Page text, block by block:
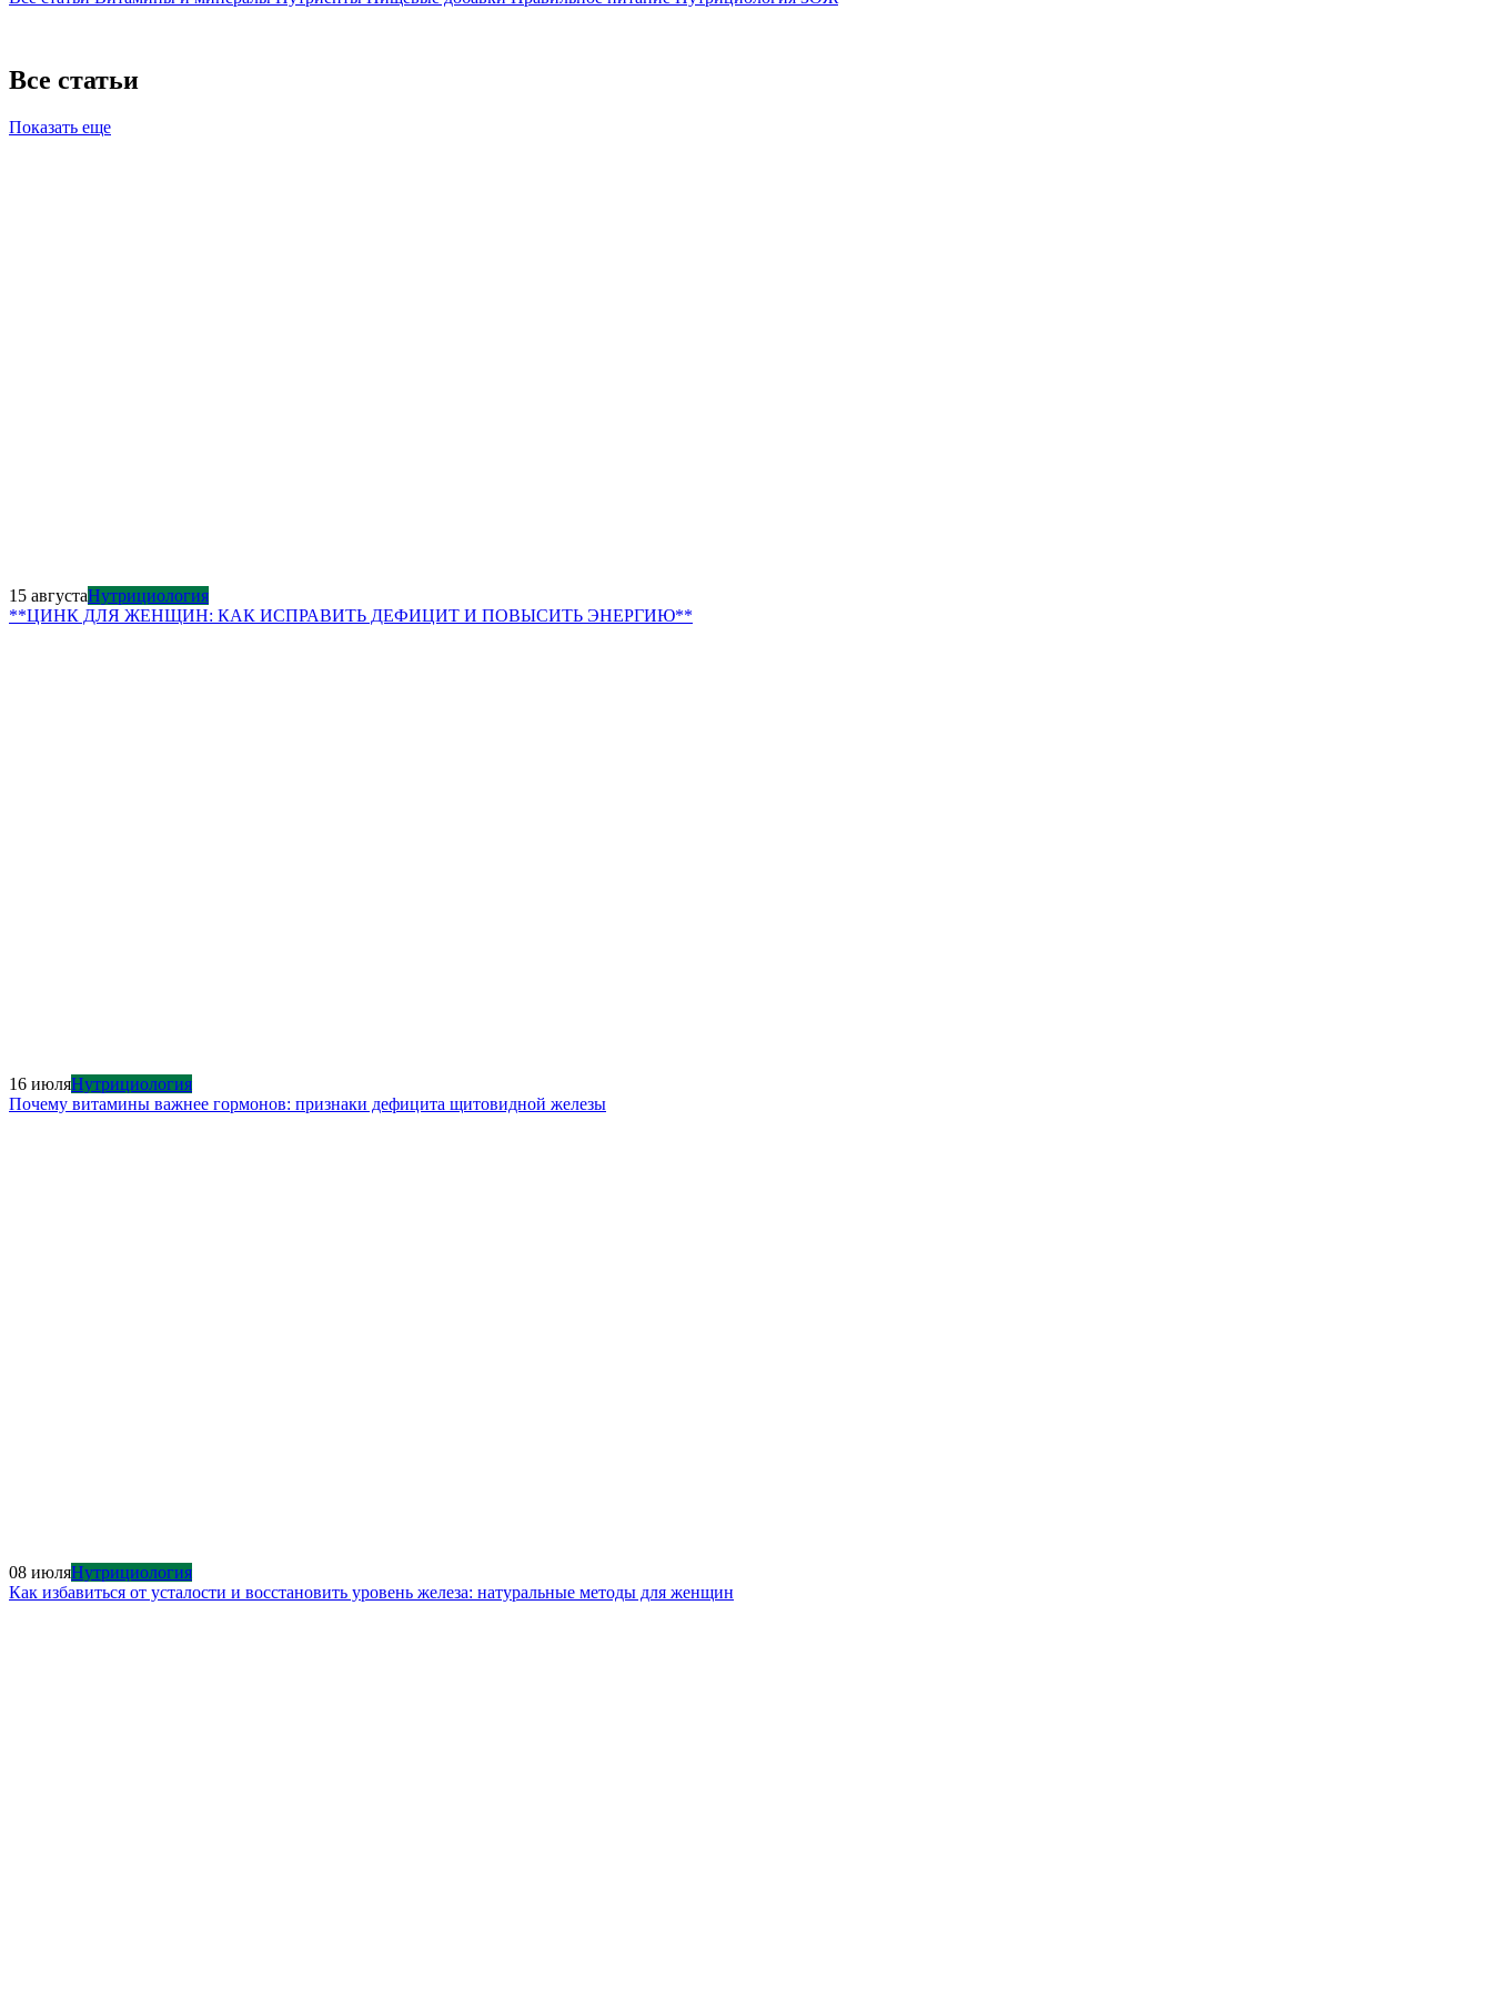
Все статьи
Показать еще
15 августаНутрициология
**ЦИНК ДЛЯ ЖЕНЩИН: КАК ИСПРАВИТЬ ДЕФИЦИТ И ПОВЫСИТЬ ЭНЕРГИЮ**
16 июляНутрициология
Почему витамины важнее гормонов: признаки дефицита щитовидной железы
08 июляНутрициология
Как избавиться от усталости и восстановить уровень железа: натуральные методы для женщин